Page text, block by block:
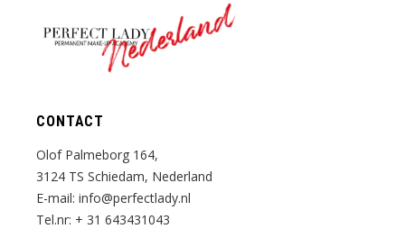
Nederland
CONTACT
Olof Palmeborg 164,
3124 TS Schiedam, Nederland
E-mail:info@perfectlady.nl
Tel.nr: + 31 643431043